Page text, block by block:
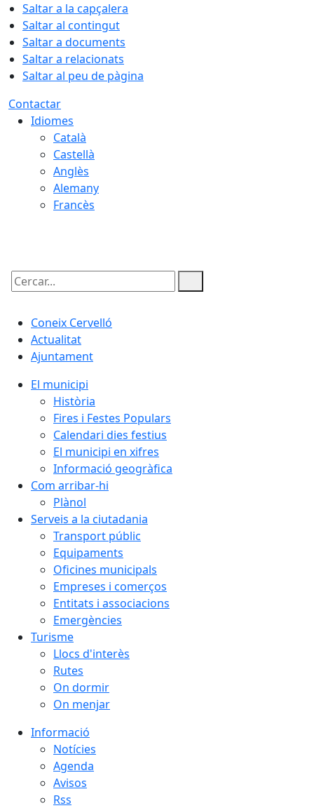
Saltar a la capçalera
Saltar al contingut
Saltar a documents
Saltar a relacionats
Saltar al peu de pàgina
Contactar
Idiomes
Català
Castellà
Anglès
Alemany
Francès
Cercar:
Coneix Cervelló
Actualitat
Ajuntament
El municipi
Història
Fires i Festes Populars
Calendari dies festius
El municipi en xifres
Informació geogràfica
Com arribar-hi
Plànol
Serveis a la ciutadania
Transport públic
Equipaments
Oficines municipals
Empreses i comerços
Entitats i associacions
Emergències
Turisme
Llocs d'interès
Rutes
On dormir
On menjar
Informació
Notícies
Agenda
Avisos
Rss